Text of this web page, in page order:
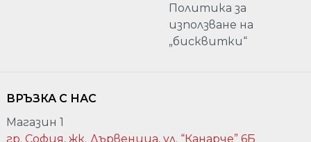
Политика за
използване на
„бисквитки“
ВРЪЗКА С НАС
Магазин 1
гр. София, жк. Дървеница, ул. “Канарче” 6Б